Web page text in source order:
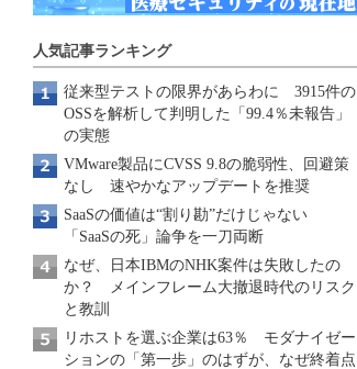
人気記事ランキング
従来型テストの限界があらわに 3915件の
OSSを解析して判明した「99.4％未報告」
の実態
VMware製品にCVSS 9.8の脆弱性、回避策
なし 速やかなアップデートを推奨
SaaSの価値は“割り勘”だけじゃない
「SaaSの死」論争を一刀両断
なぜ、日本IBMのNHK案件は失敗したの
か？ メインフレーム大撤退時代のリスク
と教訓
リホストを選ぶ企業は63％ モダナイゼー
ションの「第一歩」のはずが、なぜ終着点